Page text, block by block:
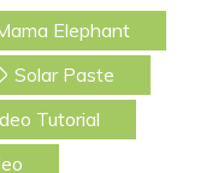
Elephant
Solar Paste
Tutorial